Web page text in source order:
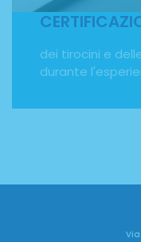
dei tirocini e
durante
una marcia in più.